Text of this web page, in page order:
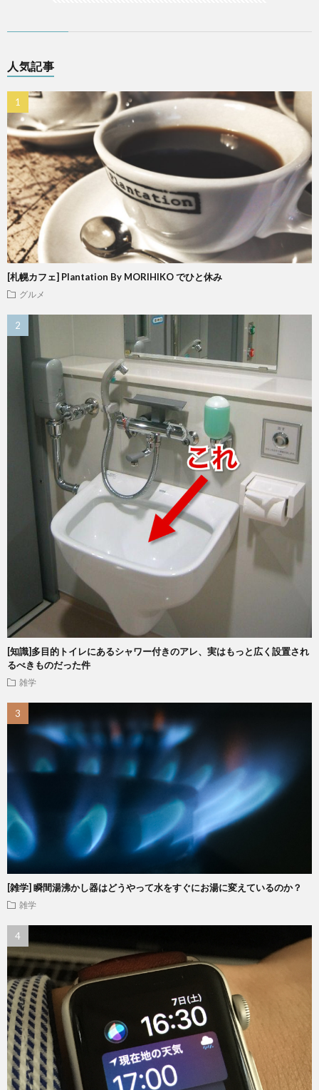
人気記事
[札幌カフェ] Plantation By MORIHIKO でひと休み
グルメ
[知識]多目的トイレにあるシャワー付きのアレ、実はもっと広く設置され
るべきものだった件
雑学
[雑学] 瞬間湯沸かし器はどうやって水をすぐにお湯に変えているのか？
雑学